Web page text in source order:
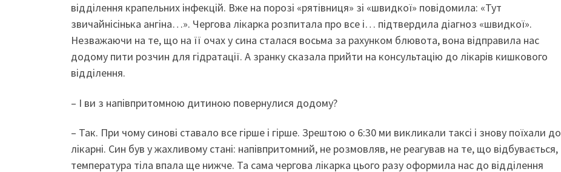
відділення крапельних інфекцій. Вже на порозі «рятівниця» зі «швидкої» повідомила: «Тут
звичайнісінька ангіна…». Чергова лікарка розпитала про все і… підтвердила діагноз «швидкої».
Незважаючи на те, що на її очах у сина сталася восьма за рахунком блювота, вона відправила нас
додому пити розчин для гідратації. А зранку сказала прийти на консультацію до лікарів кишкового
відділення.
– І ви з напівпритомною дитиною повернулися додому?
– Так. При чому синові ставало все гірше і гірше. Зрештою о 6:30 ми викликали таксі і знову поїхали до
лікарні. Син був у жахливому стані: напівпритомний, не розмовляв, не реагував на те, що відбувається,
температура тіла впала ще нижче. Та сама чергова лікарка цього разу оформила нас до відділення